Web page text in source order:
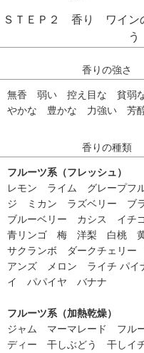
ＳＴＥＰ２ 香り ワイン
う
香りの強さ
無香 弱い 控え目な 貧弱
やかな 豊かな 力強い 芳
香りの種類
フルーツ系（フレッシュ）
レモン ライム グレープフ
ジ ミカン ラズベリー ブ
ブルーベリー カシス イチ
青リンゴ 梅 洋梨 白桃
サクランボ ダークチェリ
アンズ メロン ライチ パイ
イ パパイヤ バナナ
フルーツ系（加熱乾燥）
ジャム マーマレード フル
ディー 干しぶどう 干しイ